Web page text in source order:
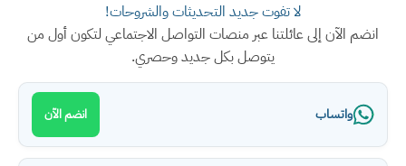
لا تفوت جديد التحديثات والشروحات!
انضم الآن إلى عائلتنا عبر منصات التواصل الاجتماعي لتكون أول من
يتوصل بكل جديد وحصري.
واتساب انضم الآن